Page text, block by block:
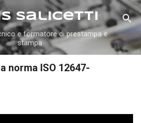
ai contenuti principali
Salicetti
e formatore di prestampa e
stampa
norma ISO 12647-